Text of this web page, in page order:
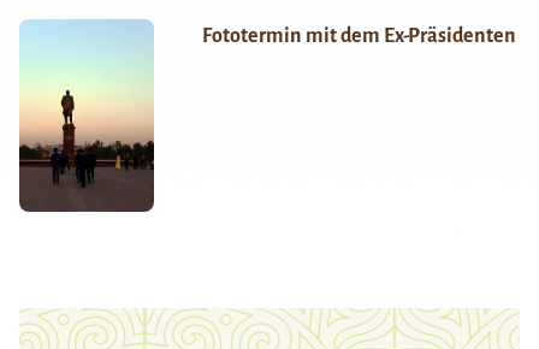
Fototermin mit dem Ex-Präsidenten